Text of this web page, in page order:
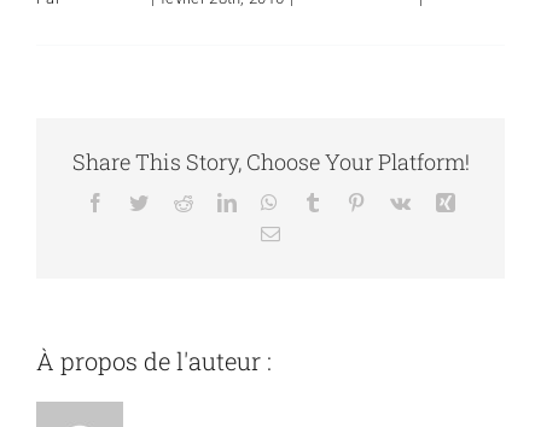
Share This Story, Choose Your Platform!
Facebook
TwitterRedditLinkedInWhatsApp
Tumblr Pinterest
Vk
Email
À propos de l'auteur :